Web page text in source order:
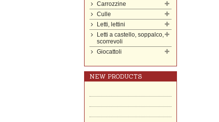
castello in
Casper
160x70 cm
Massima qualità
letto a castello in
pino (22 mm)...
449,00 €
Classica trio
Bianco Pelle
Carrozzine
Culle
Letti, lettini
Letti a castello, soppalco,
scorrevoli
Giocattoli
NEW PRODUCTS